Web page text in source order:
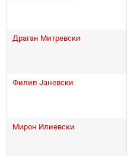
Драган Митревски
Филип Јаневски
Мирон Илиевски